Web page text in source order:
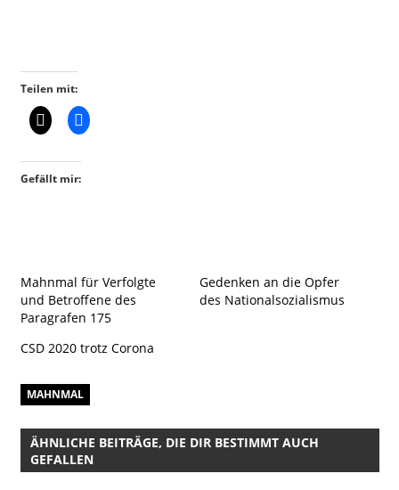
Teilen mit:
Gefällt mir:
Mahnmal für Verfolgte
und Betroffene des
Paragrafen 175
Gedenken an die Opfer
des Nationalsozialismus
CSD 2020 trotz Corona
MAHNMAL
ÄHNLICHE BEITRÄGE, DIE DIR BESTIMMT AUCH
GEFALLEN